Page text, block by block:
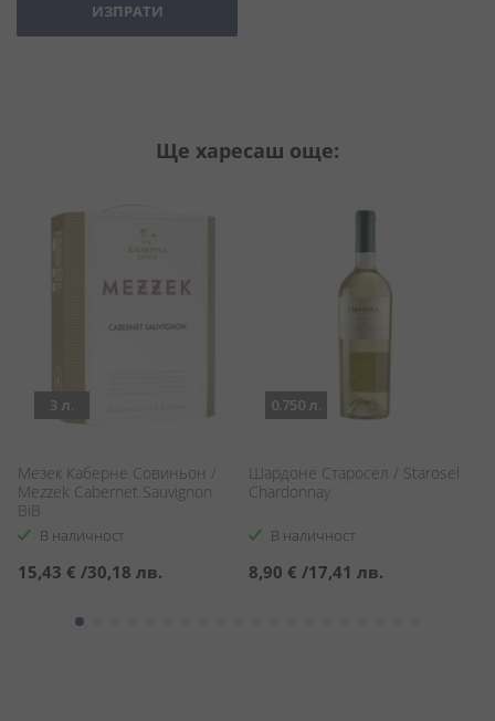
ИЗПРАТИ
Ще харесаш още:
3 л.
Мезек Каберне Совиньон /
Mezzek Cabernet Sauvignon
BiB
В наличност
15,43 € /30,18 лв.
0.750 л.
Шардоне Старосел / Starosel
Chardonnay
В наличност
8,90 € /17,41 лв.